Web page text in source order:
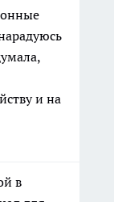
и на
в